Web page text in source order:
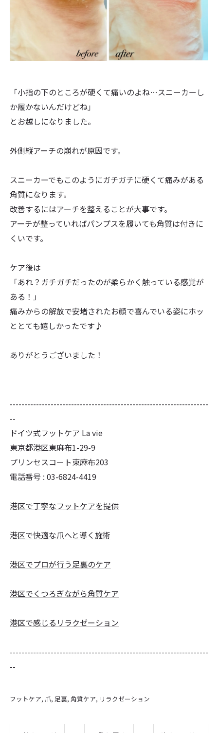
「小指の下のところが硬くて痛いのよね…スニーカーし
か履かないんだけどね」
とお越しになりました。
外側縦アーチの崩れが原因です。
スニーカーでもこのようにガチガチに硬くて痛みがある
角質になります。
改善するにはアーチを整えることが大事です。
アーチが整っていればパンプスを履いても角質は付きに
くいです。
ケア後は
「あれ？ガチガチだったのが柔らかく触っている感覚が
ある！」
痛みからの解放で安堵されたお顔で喜んでいる姿にホッ
ととても嬉しかったです♪
ありがとうございました！
--------------------------------------------------------------------
--
ドイツ式フットケア La vie
東京都港区東麻布1-29-9
プリンセスコート東麻布203
電話番号 : 03-6824-4419
港区で丁寧なフットケアを提供
港区で快適な爪へと導く施術
港区でプロが行う足裏のケア
港区でくつろぎながら角質ケア
港区で感じるリラクゼーション
--------------------------------------------------------------------
--
フットケア 爪 足裏 角質ケア リラクゼーション